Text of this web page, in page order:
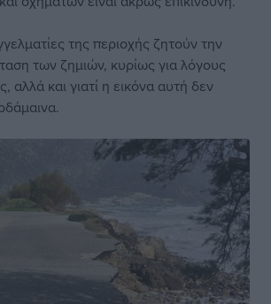
της περιοχής ζητούν την
των ζημιών, κυρίως για λόγους
αλλά και γιατί η εικόνα αυτή δεν